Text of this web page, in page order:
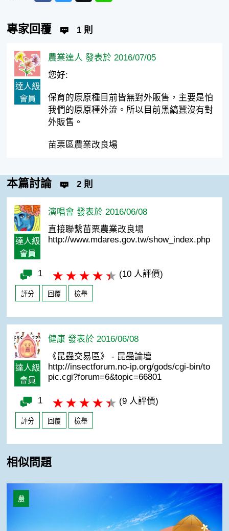
專家回覆 1 則
達人級
會員
農業達人 發表於 2016/07/05
您好:
保育的原原種目前皆無對外販售，主要是怕
我們的原原種外流。所以目前黑縞蠶沒有對
外販售。
苗栗區農業改良場
本篇討論 2 則
達人級
會員
演唱會 發表於 2016/06/08
直接聯繫苗栗農業改良場
http://www.mdares.gov.tw/show_index.php
1 (10 人評價)
評分 回覆 檢舉
達人級
會員
健康 發表於 2016/06/08
《昆蟲交易區》 - 昆蟲論壇
http://insectforum.no-ip.org/gods/cgi-bin/to
pic.cgi?forum=6&topic=66801
1 (9 人評價)
評分 回覆 檢舉
相似問題
《蠶桑館》桑樹病害
農